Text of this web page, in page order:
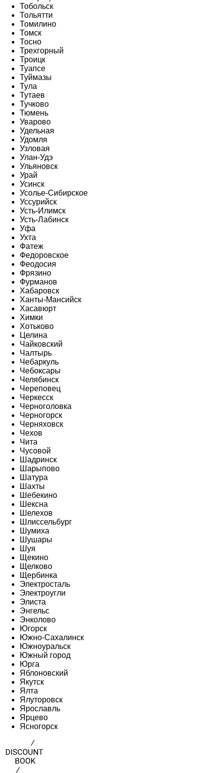
Тобольск
Тольятти
Томилино
Томск
Тосно
Трехгорный
Троицк
Туапсе
Туймазы
Тула
Тутаев
Тучково
Тюмень
Уварово
Удельная
Удомля
Узловая
Улан-Удэ
Ульяновск
Урай
Усинск
Усолье-Сибирское
Уссурийск
Усть-Илимск
Усть-Лабинск
Уфа
Ухта
Фатеж
Федоровское
Феодосия
Фрязино
Фурманов
Хабаровск
Ханты-Мансийск
Хасавюрт
Химки
Хотьково
Целина
Чайковский
Чалтырь
Чебаркуль
Чебоксары
Челябинск
Череповец
Черкесск
Черноголовка
Черногорск
Черняховск
Чехов
Чита
Чусовой
Шадринск
Шарыпово
Шатура
Шахты
Шебекино
Шексна
Шелехов
Шлиссельбург
Шумиха
Шушары
Шуя
Щекино
Щелково
Щербинка
Электросталь
Электроугли
Элиста
Энгельс
Энколово
Югорск
Южно-Сахалинск
Южноуральск
Южный город
Юрга
Яблоновский
Якутск
Ялта
Ялуторовск
Ярославль
Ярцево
Ясногорск